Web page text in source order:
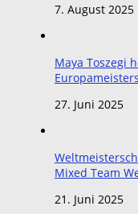
7. August 2025
Maya Toszegi
27. Juni 2025
Mixed Team
21. Juni 2025